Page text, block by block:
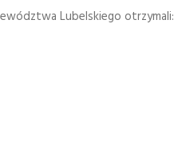
Lubelskiego otrzymali: